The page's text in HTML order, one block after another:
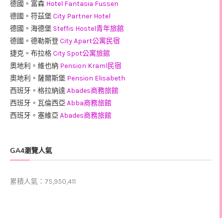
德國。富森 Hotel Fantasia Fussen
德國。符茲堡 City Partner Hotel
德國。海德堡 Steffis Hostel青年旅館
德國。德勒斯登City Apart公寓民宿
捷克。布拉格City Spot公寓旅館
奧地利。維也納 Pension Kraml民宿
奧地利。薩爾斯堡 Pension Elisabeth
西班牙。格拉納達 Abades商務旅館
西班牙。瓦倫西亞 Abba商務旅館
西班牙。塞維亞 Abades商務旅館
GA4瀏覽人氣
累積人氣：75,950,411